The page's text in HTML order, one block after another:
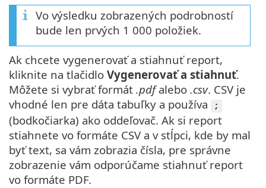
Vo výsledku zobrazených podrobností
bude len prvých 1 000 položiek.
Ak chcete vygenerovať a stiahnuť report,
kliknite na tlačidlo Vygenerovať a stiahnuť.
Môžete si vybrať formát .pdfalebo .csv. CSV je
vhodné len pre dáta tabuľky a používa
;
(bodkočiarka) ako oddeľovač. Ak si report
stiahnete vo formáte CSV a v stĺpci, kde by mal
byť text, sa vám zobrazia čísla, pre správne
zobrazenie vám odporúčame stiahnuť report
vo formáte PDF.